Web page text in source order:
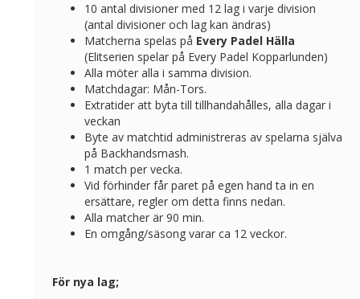
10 antal divisioner med 12 lag i varje division
(antal divisioner och lag kan ändras)
Matcherna spelas på Every Padel Hälla
(Elitserien spelar på Every Padel Kopparlunden)
Alla möter alla i samma division.
Matchdagar: Mån-Tors.
Extratider att byta till tillhandahålles, alla dagar i
veckan
Byte av matchtid administreras av spelarna själva
på Backhandsmash.
1 match per vecka.
Vid förhinder får paret på egen hand ta in en
ersättare, regler om detta finns nedan.
Alla matcher är 90 min.
En omgång/säsong varar ca 12 veckor.
För nya lag;